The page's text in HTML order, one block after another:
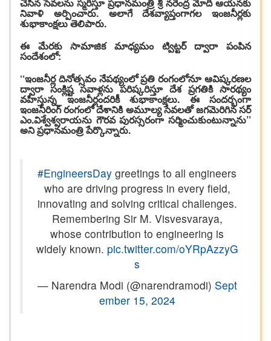
చేసిన సేవలను స్మరిస్తూ ప్రధానమంత్రి శ్రీ నరేంద్ర మోదీ ఆయనకు
నివాళి అర్పించారు. అలాగే దేశవ్యాప్తంగాగల ఇంజనీర్లకు
శుభాకాంక్షలు తెలిపారు.
ఈ మేరకు సామాజిక మాధ్యమం ట్విట్టర్ ద్వారా పంపిన
సందేశంలో:
‘‘ఇంజనీర్ల దినోత్సవం నేపథ్యంలో ప్రతి రంగంలోనూ ఆవిష్కరణల
ద్వారా సంక్లిష్ట సవాళ్లను పరిష్కరిస్తూ దేశ ప్రగతికి సారథ్యం
వహిస్తున్న ఇంజనీర్లందరికీ శుభాకాంక్షలు. ఈ సందర్భంగా
ఇంజనీరింగ్ రంగంలో దేశానికి అమూల్య సేవలతో జగమెరిగిన సర్
ఎం.విశ్వేశ్వరాయను గౌరవ పురస్సరంగా సర్మించుకుంటున్నాను’’
అని ప్రధానమంత్రి పేర్కొన్నారు.
#EngineersDay greetings to all engineers
who are driving progress in every field,
innovating and solving critical challenges.
Remembering Sir M. Visvesvaraya,
whose contribution to engineering is
widely known. pic.twitter.com/oYRpAzzyG
s
— Narendra Modi (@narendramodi) Sept
ember 15, 2024